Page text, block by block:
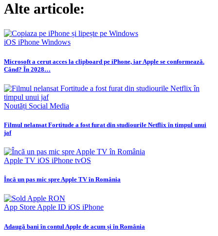
Alte articole:
iOS iPhone Windows
Microsoft a cerut acces la clipboard pe iPhone, iar Apple se conformează.
Când? În 2028…
Noutăți Social Media
Filmul nelansat Fortitude a fost furat din studiourile Netflix în timpul unui
jaf
Apple TV iOS iPhone tvOS
Încă un pas mic spre Apple TV în România
App Store Apple ID iOS iPhone
Adaugă bani în contul Apple de acum și în România